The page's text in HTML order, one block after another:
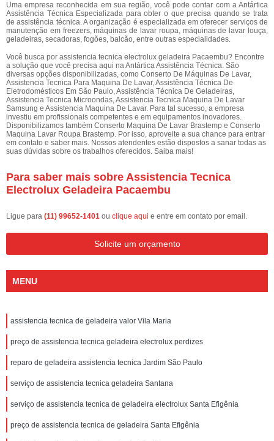
Uma empresa reconhecida em sua região, você pode contar com a Antártica
Assistência Técnica Especializada para obter o que precisa quando se trata
de assistência técnica. A organização é especializada em oferecer serviços de
manutenção em freezers, máquinas de lavar roupa, máquinas de lavar louça,
geladeiras, secadoras, fogões, balcão, entre outras especialidades.
Você busca por assistencia tecnica electrolux geladeira Pacaembu? Encontre
a solução que você precisa aqui na Antártica Assistência Técnica. São
diversas opções disponibilizadas, como Conserto De Máquinas De Lavar,
Assistencia Tecnica Para Maquina De Lavar, Assistência Técnica De
Eletrodomésticos Em São Paulo, Assistência Técnica De Geladeiras,
Assistencia Tecnica Microondas, Assistencia Tecnica Maquina De Lavar
Samsung e Assistencia Maquina De Lavar. Para tal sucesso, a empresa
investiu em profissionais competentes e em equipamentos inovadores.
Disponibilizamos também Conserto Maquina De Lavar Brastemp e Conserto
Maquina Lavar Roupa Brastemp. Por isso, aproveite a sua chance para entrar
em contato e saber mais. Nossos atendentes estão dispostos a sanar todas as
suas dúvidas sobre os trabalhos oferecidos. Saiba mais!
Para saber mais sobre Assistencia Tecnica
Electrolux Geladeira Pacaembu
Ligue para (11) 99652-1401 ou clique aqui e entre em contato por email.
Solicite um orçamento
MENU
assistencia tecnica de geladeira valor Vila Maria
preço de assistencia tecnica geladeira electrolux perdizes
reparo de geladeira assistencia tecnica Jardim São Paulo
serviço de assistencia tecnica geladeira Santana
serviço de assistencia tecnica de geladeira electrolux Santa Efigênia
preço de assistencia tecnica de geladeira Santa Efigênia